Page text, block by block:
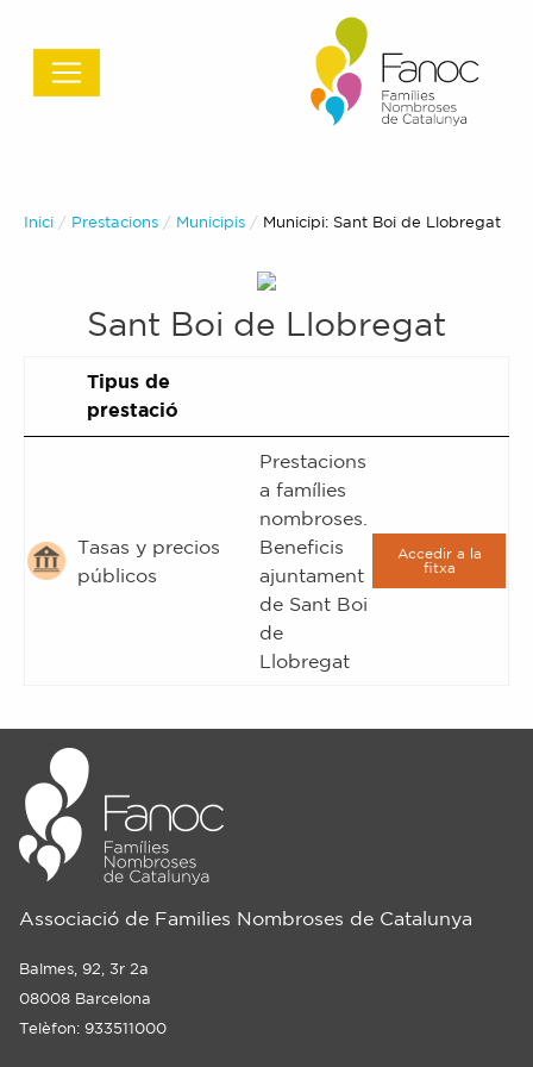
Inici Prestacions Municipis Actual:
Municipi: Sant Boi de Llobregat
Sant Boi de Llobregat
Tipus de
prestació
Tasas y precios
públicos
Prestacions
a famílies
nombroses
Beneficis
ajuntament
de Sant Boi
de
Llobregat
Accedir a la
fitxa
Associació de Families Nombroses de Catalunya
Balmes, 92, 3r 2a
08008 Barcelona
Telèfon: 933511000